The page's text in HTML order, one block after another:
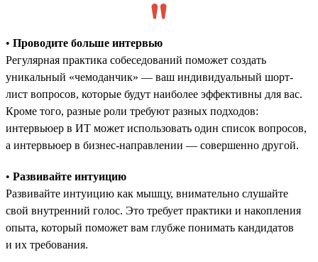
• Проводите больше интервью
Регулярная практика собеседований поможет создать
уникальный «чемоданчик» — ваш индивидуальный шорт-
лист вопросов, которые будут наиболее эффективны для вас.
Кроме того, разные роли требуют разных подходов:
интервьюер в ИТ может использовать один список вопросов,
а интервьюер в бизнес-направлении — совершенно другой.
• Развивайте интуицию
Развивайте интуицию как мышцу, внимательно слушайте
свой внутренний голос. Это требует практики и накопления
опыта, который поможет вам глубже понимать кандидатов
и их требования.